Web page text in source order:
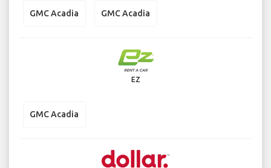
GMC Acadia GMC Acadia
EZ
GMC Acadia